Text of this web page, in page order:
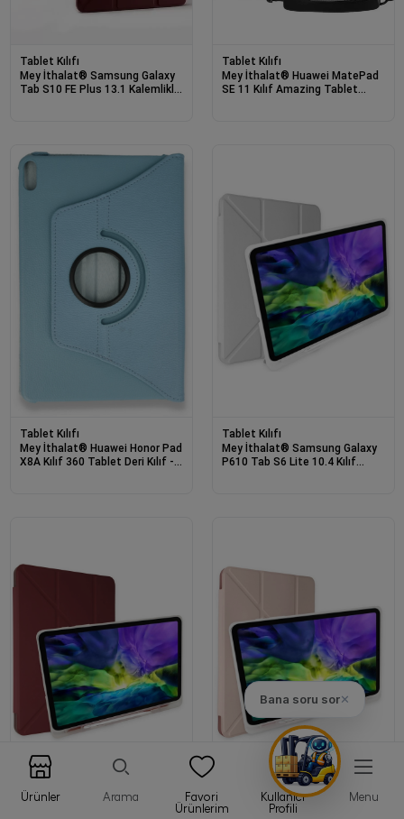
Bana soru sor✕
Ürünler Arama
Favori
Ürünlerim
Kullanıcı
Profili
Menu
Tablet Kılıfı
Mey İthalat® Samsung Galaxy
Tab S10 FE Plus 13.1 Kalemlikli
Tablet Kılıfı
Mey İthalat® Huawei MatePad
SE 11 Kılıf Amazing Tablet
Tablet Kılıfı
Mey İthalat® Huawei Honor Pad
X8A Kılıf 360 Tablet Deri Kılıf -
Tablet Kılıfı
Mey İthalat® Samsung Galaxy
P610 Tab S6 Lite 10.4 Kılıf
Tablet Kılıfı